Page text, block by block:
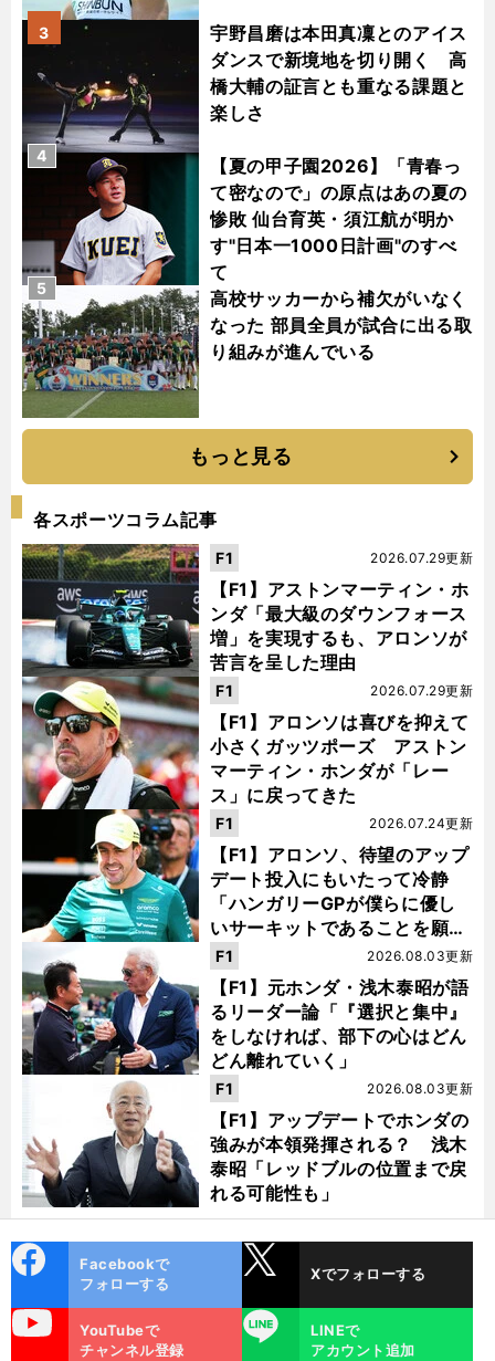
宇野昌磨は本田真凜とのアイス
ダンスで新境地を切り開く 高
橋大輔の証言とも重なる課題と
楽しさ
3
【夏の甲子園2026】「青春っ
て密なので」の原点はあの夏の
惨敗 仙台育英・須江航が明か
す"日本一1000日計画"のすべ
て
4
高校サッカーから補欠がいなく
なった 部員全員が試合に出る取
り組みが進んでいる
5
もっと見る
各スポーツコラム記事
【F1】アストンマーティン・ホ
ンダ「最大級のダウンフォース
増」を実現するも、アロンソが
苦言を呈した理由
2026.07.29更新
F1
【F1】アロンソは喜びを抑えて
小さくガッツポーズ アストン
マーティン・ホンダが「レー
ス」に戻ってきた
2026.07.29更新
F1
【F1】アロンソ、待望のアップ
デート投入にもいたって冷静
「ハンガリーGPが僕らに優し
いサーキットであることを願
う」
2026.07.24更新
F1
【F1】元ホンダ・浅木泰昭が語
るリーダー論「『選択と集中』
をしなければ、部下の心はどん
どん離れていく」
2026.08.03更新
F1
【F1】アップデートでホンダの
強みが本領発揮される？ 浅木
泰昭「レッドブルの位置まで戻
れる可能性も」
2026.08.03更新
F1
ok
Facebookで
フォローする
Xでフォローする
YouTubeで
チャンネル登録
LINE
LINEで
アカウント追加